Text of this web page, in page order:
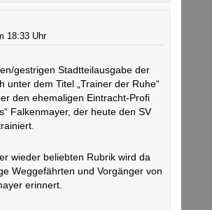
18:33 Uhr
gestrigen Stadtteilausgabe der
unter dem Titel „Trainer der Ruhe“
den ehemaligen Eintracht-Profi
Falkenmayer, der heute den SV
wieder beliebten Rubrik wird da
Weggefährten und Vorgänger von
erinnert.